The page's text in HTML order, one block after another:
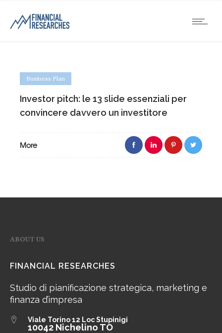
Business Plan
Investor pitch: le 13 slide essenziali per
convincere davvero un investitore
More
ABOUT US
FINANCIAL RESEARCHES
Studio di pianificazione strategica, marketing e
finanza d’impresa
Viale Torino 12 Loc Stupinigi
10042 Nichelino TO